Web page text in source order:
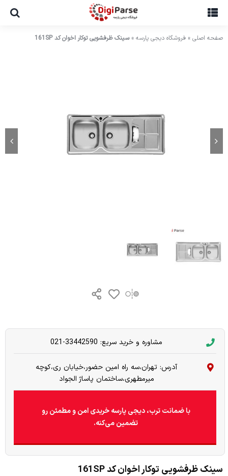
صفحه اصلی » فروشگاه دیجی پارسه »سینک ظرفشویی توکار اخوان کد 161SP
مشاوره و خرید سریع: 33442590-021
آدرس: تهران،سه راه امین حضور،خیابان ری،کوچه
میرمطهری،ساختمان پاساژ الجواد
با ضمانت ترب، دیجی پارسه خریدی امن و مطمئن رو
تضمین می‌کنه.
سینک ظرفشویی توکار اخوان کد 161SP